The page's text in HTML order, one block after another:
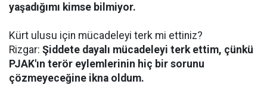
yaşadığımı kimse bilmiyor.
Kürt ulusu için mücadeleyi terk mi ettiniz?
Rizgar: Şiddete dayalı mücadeleyi terk ettim, çünkü
PJAK'ın terör eylemlerinin hiç bir sorunu
çözmeyeceğine ikna oldum.